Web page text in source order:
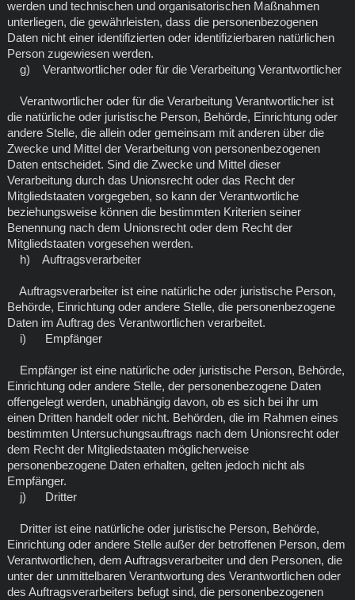
werden und technischen und organisatorischen Maßnahmen
unterliegen, die gewährleisten, dass die personenbezogenen
Daten nicht einer identifizierten oder identifizierbaren natürlichen
Person zugewiesen werden.
g) Verantwortlicher oder für die Verarbeitung Verantwortlicher
Verantwortlicher oder für die Verarbeitung Verantwortlicher ist
die natürliche oder juristische Person, Behörde, Einrichtung oder
andere Stelle, die allein oder gemeinsam mit anderen über die
Zwecke und Mittel der Verarbeitung von personenbezogenen
Daten entscheidet. Sind die Zwecke und Mittel dieser
Verarbeitung durch das Unionsrecht oder das Recht der
Mitgliedstaaten vorgegeben, so kann der Verantwortliche
beziehungsweise können die bestimmten Kriterien seiner
Benennung nach dem Unionsrecht oder dem Recht der
Mitgliedstaaten vorgesehen werden.
h) Auftragsverarbeiter
Auftragsverarbeiter ist eine natürliche oder juristische Person,
Behörde, Einrichtung oder andere Stelle, die personenbezogene
Daten im Auftrag des Verantwortlichen verarbeitet.
i) Empfänger
Empfänger ist eine natürliche oder juristische Person, Behörde,
Einrichtung oder andere Stelle, der personenbezogene Daten
offengelegt werden, unabhängig davon, ob es sich bei ihr um
einen Dritten handelt oder nicht. Behörden, die im Rahmen eines
bestimmten Untersuchungsauftrags nach dem Unionsrecht oder
dem Recht der Mitgliedstaaten möglicherweise
personenbezogene Daten erhalten, gelten jedoch nicht als
Empfänger.
j) Dritter
Dritter ist eine natürliche oder juristische Person, Behörde,
Einrichtung oder andere Stelle außer der betroffenen Person, dem
Verantwortlichen, dem Auftragsverarbeiter und den Personen, die
unter der unmittelbaren Verantwortung des Verantwortlichen oder
des Auftragsverarbeiters befugt sind, die personenbezogenen